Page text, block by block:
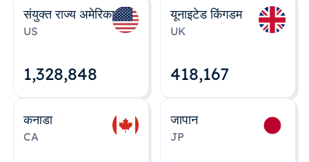
संयुक्त राज्य अमेरिका
US
1,328,848
यूनाइटेड किंगडम
UK
418,167
कनाडा
CA
जापान
JP